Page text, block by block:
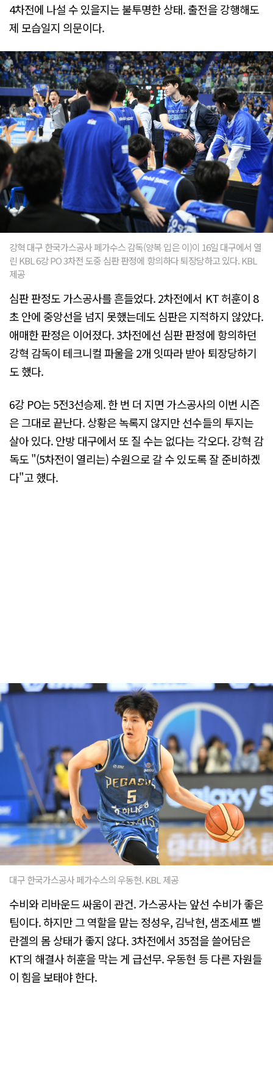
4차전에 나설 수 있을지는 불투명한 상태. 출전을 강행해도
제 모습일지 의문이다.
강혁 대구 한국가스공사 페가수스 감독(양복 입은 이)이 16일 대구에서 열
린 KBL 6강 PO 3차전 도중 심판 판정에 항의하다 퇴장당하고 있다. KBL
제공
심판 판정도 가스공사를 흔들었다. 2차전에서 KT 허훈이 8
초 안에 중앙선을 넘지 못했는데도 심판은 지적하지 않았다.
애매한 판정은 이어졌다. 3차전에선 심판 판정에 항의하던
강혁 감독이 테크니컬 파울을 2개 잇따라 받아 퇴장당하기
도 했다.
6강 PO는 5전3선승제. 한 번 더 지면 가스공사의 이번 시즌
은 그대로 끝난다. 상황은 녹록지 않지만 선수들의 투지는
살아 있다. 안방 대구에서 또 질 수는 없다는 각오다. 강혁 감
독도 "(5차전이 열리는) 수원으로 갈 수 있도록 잘 준비하겠
다"고 했다.
대구 한국가스공사 페가수스의 우동현. KBL 제공
수비와 리바운드 싸움이 관건. 가스공사는 앞선 수비가 좋은
팀이다. 하지만 그 역할을 맡는 정성우, 김낙현, 샘조세프 벨
란겔의 몸 상태가 좋지 않다. 3차전에서 35점을 쓸어담은
KT의 해결사 허훈을 막는 게 급선무. 우동현 등 다른 자원들
이 힘을 보태야 한다.